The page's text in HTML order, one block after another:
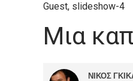
Guest, slideshow-4
Μια
ΝΙΚΟΣ